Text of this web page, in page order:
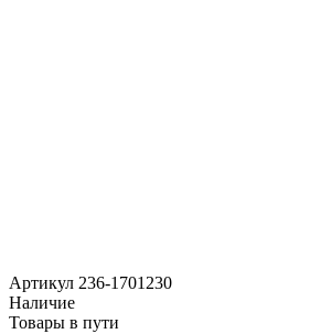
Артикул 236-1701230
Наличие
Товары в пути